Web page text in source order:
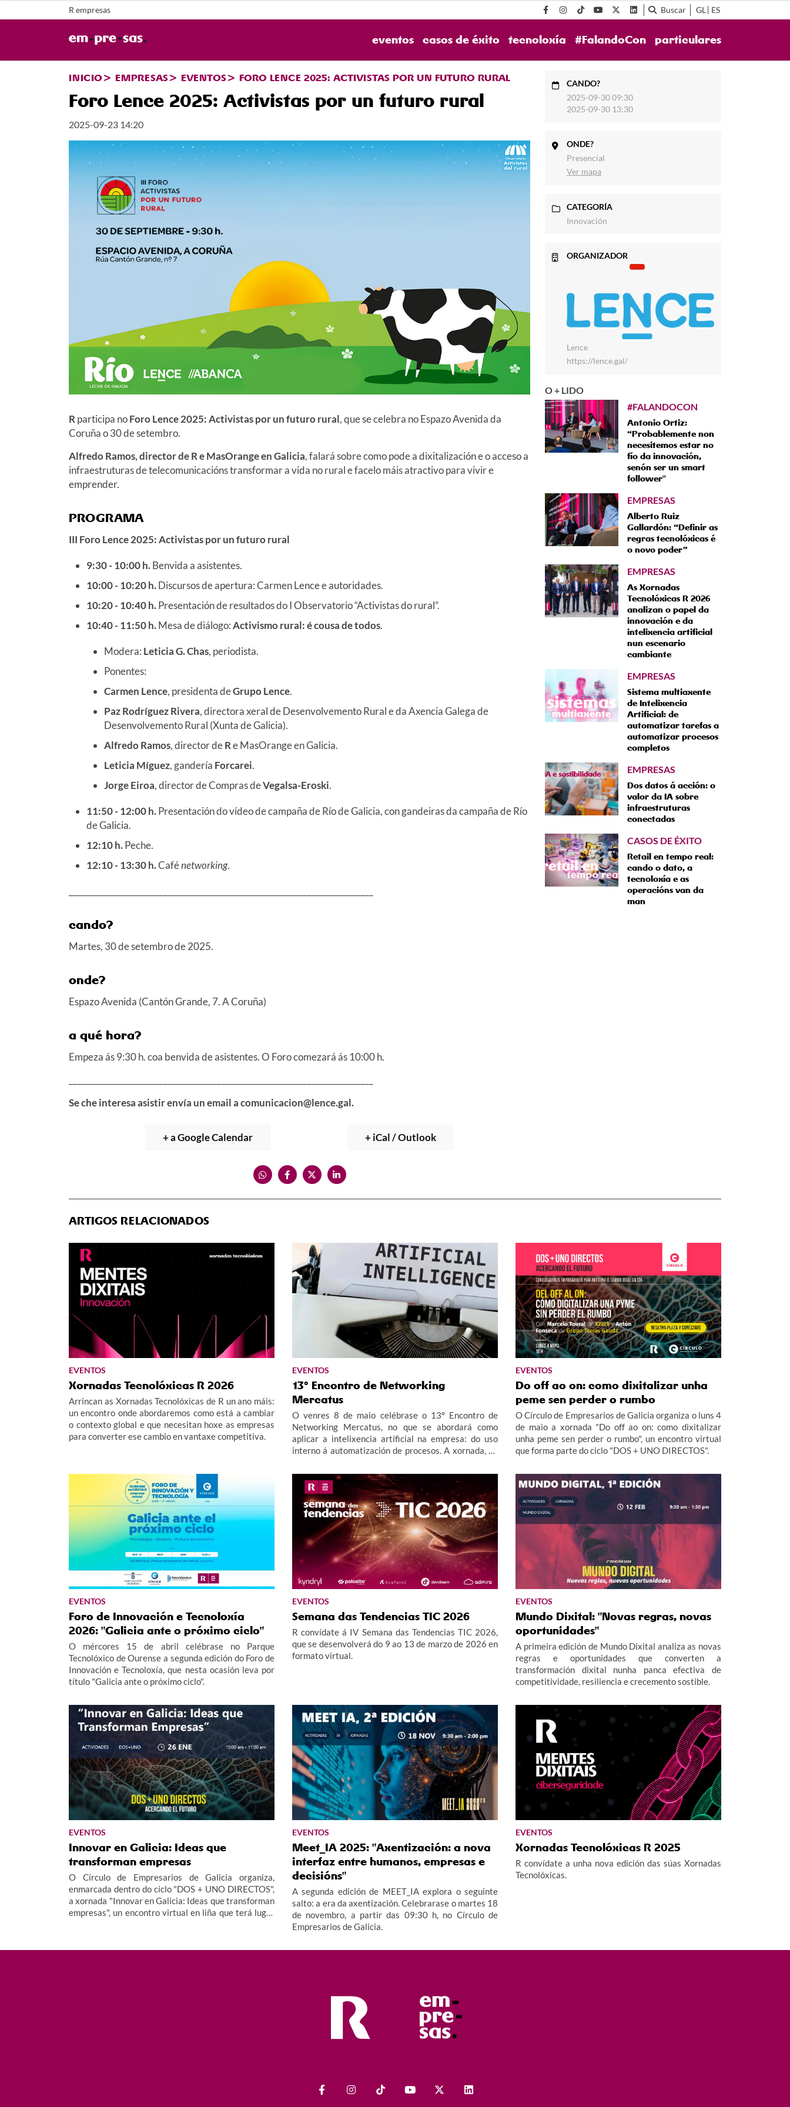
R empresas Buscar GL ES
eventos casos de éxito tecnoloxía #FalandoCon particulares
INICIO EMPRESAS EVENTOS FORO LENCE 2025: ACTIVISTAS POR UN FUTURO RURAL
Foro Lence 2025: Activistas por un futuro rural
2025-09-23 14:20
Rparticipa noForo Lence 2025: Activistas por un futuro rural, que se celebra no Espazo Avenida da
Coruña o 30 de setembro.
Alfredo Ramos, director de R e MasOrange en Galicia, falará sobre como pode a dixitalización e o acceso a
infraestruturas de telecomunicacións transformar a vida no rural e facelo máis atractivo para vivir e
emprender.
PROGRAMA
III Foro Lence 2025: Activistas por un futuro rural
9:30 - 10:00 h.Benvida a asistentes.
10:00 - 10:20 h.Discursos de apertura: Carmen Lence e autoridades.
10:20 - 10:40 h.Presentación de resultados do I Observatorio “Activistas do rural”.
10:40 - 11:50 h.Mesa de diálogo:Activismo rural: é cousa de todos.
Modera: Leticia G. Chas, periodista.
Ponentes:
Carmen Lence, presidenta deGrupo Lence.
Paz Rodríguez Rivera, directora xeral de Desenvolvemento Rural e da Axencia Galega de
Desenvolvemento Rural (Xunta de Galicia).
Alfredo Ramos, director deRe MasOrange en Galicia.
Leticia Míguez, gandería Forcarei.
Jorge Eiroa, director de Compras deVegalsa-Eroski.
11:50 - 12:00 h.Presentación do vídeo de campaña de Río de Galicia, con gandeiras da campaña de Río
de Galicia.
12:10 h.Peche.
12:10 - 13:30 h.Cafénetworking.
cando?
Martes, 30 de setembro de 2025.
onde?
Espazo Avenida (Cantón Grande, 7. A Coruña)
a qué hora?
Empeza ás 9:30 h. coa benvida de asistentes. O Foro comezará ás 10:00 h.
Se che interesa asistir envía un email a comunicacion@lence.gal.
+ a Google Calendar + iCal / Outlook
CANDO?
2025-09-30 09:30
2025-09-30 13:30
ONDE?
Presencial
Ver mapa
CATEGORÍA
Innovación
ORGANIZADOR
Lence
https://lence.gal/
O + LIDO
#FALANDOCON
Antonio Ortiz:
“Probablemente non
necesitemos estar no
fío da innovación,
senón ser un smart
follower"
EMPRESAS
Alberto Ruiz
Gallardón: “Definir as
regras tecnolóxicas é
o novo poder”
EMPRESAS
As Xornadas
Tecnolóxicas R 2026
analizan o papel da
innovación e da
intelixencia artificial
nun escenario
cambiante
EMPRESAS
Sistema multiaxente
de Intelixencia
Artificial: de
automatizar tarefas a
automatizar procesos
completos
EMPRESAS
Dos datos á acción: o
valor da IA sobre
infraestruturas
conectadas
CASOS DE ÉXITO
Retail en tempo real:
cando o dato, a
tecnoloxía e as
operacións van da
man
ARTIGOS RELACIONADOS
EVENTOS
Xornadas Tecnolóxicas R 2026
Arrincan as Xornadas Tecnolóxicas de R un ano máis:
un encontro onde abordaremos como está a cambiar
o contexto global e que necesitan hoxe as empresas
para converter ese cambio en vantaxe competitiva.
EVENTOS
13º Encontro de Networking
Mercatus
O venres 8 de maio celébrase o 13º Encontro de
Networking Mercatus, no que se abordará como
aplicar a intelixencia artificial na empresa: do uso
interno á automatización de procesos. A xornada, de
Industrial A Granxa do Porriño.
EVENTOS
Do off ao on: como dixitalizar unha
peme sen perder o rumbo
O Círculo de Empresarios de Galicia organiza o luns 4
de maio a xornada "Do off ao on: como dixitalizar
unha peme sen perder o rumbo", un encontro virtual
que forma parte do ciclo "DOS + UNO DIRECTOS".
EVENTOS
Foro de Innovación e Tecnoloxía
2026: "Galicia ante o próximo ciclo"
O mércores 15 de abril celébrase no Parque
Tecnolóxico de Ourense a segunda edición do Foro de
Innovación e Tecnoloxía, que nesta ocasión leva por
título "Galicia ante o próximo ciclo".
EVENTOS
Semana das Tendencias TIC 2026
R convídate á IV Semana das Tendencias TIC 2026,
que se desenvolverá do 9 ao 13 de marzo de 2026 en
formato virtual.
EVENTOS
Mundo Dixital: "Novas regras, novas
oportunidades"
A primeira edición de Mundo Dixital analiza as novas
regras e oportunidades que converten a
transformación dixital nunha panca efectiva de
competitividade, resiliencia e crecemento sostible.
EVENTOS
Innovar en Galicia: Ideas que
transforman empresas
O Círculo de Empresarios de Galicia organiza,
enmarcada dentro do ciclo "DOS + UNO DIRECTOS",
a xornada "Innovar en Galicia: Ideas que transforman
empresas", un encontro virtual en liña que terá lugar
EVENTOS
Meet_IA 2025: "Axentización: a nova
interfaz entre humanos, empresas e
decisións"
A segunda edición de MEET_IA explora o seguinte
salto: a era da axentización. Celebrarase o martes 18
de novembro, a partir das 09:30 h, no Círculo de
Empresarios de Galicia.
EVENTOS
Xornadas Tecnolóxicas R 2025
R convídate a unha nova edición das súas Xornadas
Tecnolóxicas.